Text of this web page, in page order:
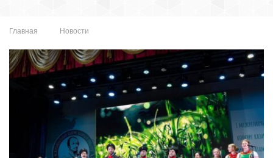
Главная Новости